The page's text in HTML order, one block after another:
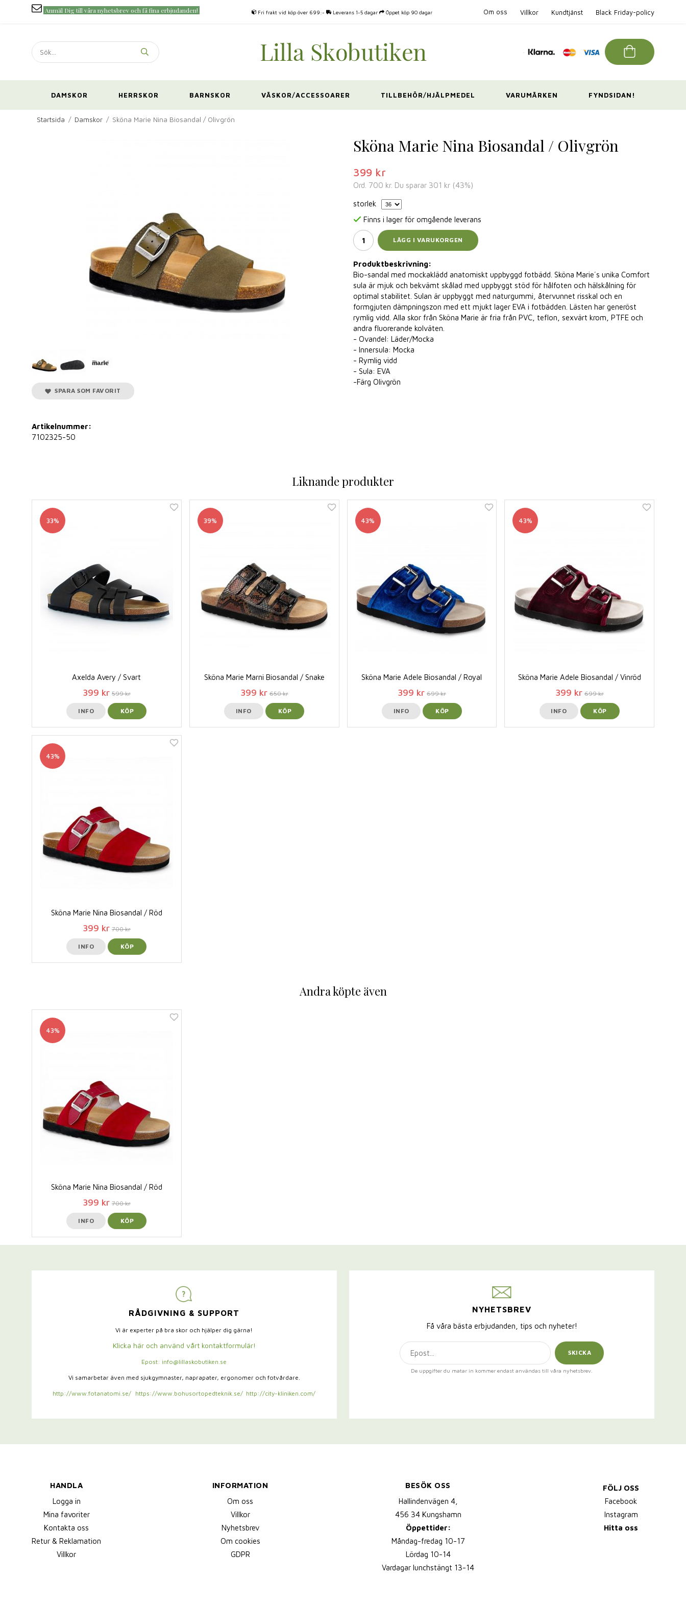
Anmäl Dig till våra nyhetsbrev och få fina erbjudanden! Fri frakt vid köp över 699:- Leverans 1-5 dagar Öppet köp 90 dagar Om oss Villkor Kundtjänst Black Friday-policy
DAMSKOR HERRSKOR BARNSKOR VÄSKOR/ACCESSOARER TILLBEHÖR/HJÄLPMEDEL VARUMÄRKEN FYNDSIDAN!
Startsida / Damskor / Sköna Marie Nina Biosandal / Olivgrön
Sköna Marie Nina Biosandal / Olivgrön
399 kr
Ord. 700 kr. Du sparar 301 kr (43%)
storlek
Finns i lager för omgående leverans
LÄGG I VARUKORGEN
Produktbeskrivning:
Bio-sandal med mockaklädd anatomiskt uppbyggd fotbädd. Sköna Marie´s unika Comfort
sula är mjuk och bekvämt skålad med uppbyggt stöd för hålfoten och hälskålning för
optimal stabilitet. Sulan är uppbyggt med naturgummi, återvunnet risskal och en
formgjuten dämpningszon med ett mjukt lager EVA i fotbädden. Lästen har generöst
rymlig vidd. Alla skor från Sköna Marie är fria från PVC, teflon, sexvärt krom, PTFE och
andra fluorerande kolväten.
- Ovandel: Läder/Mocka
- Innersula: Mocka
- Rymlig vidd
- Sula: EVA
-Färg Olivgrön
SPARA SOM FAVORIT
Artikelnummer:
7102325-50
Liknande produkter
33%
Axelda Avery / Svart
399 kr 599 kr
INFO KÖP
39%
Sköna Marie Marni Biosandal / Snake
399 kr 650 kr
INFO KÖP
43%
Sköna Marie Adele Biosandal / Royal
399 kr 699 kr
INFO KÖP
43%
Sköna Marie Adele Biosandal / Vinröd
399 kr 699 kr
INFO KÖP
43%
Sköna Marie Nina Biosandal / Röd
399 kr 700 kr
INFO KÖP
Andra köpte även
43%
Sköna Marie Nina Biosandal / Röd
399 kr 700 kr
INFO KÖP
RÅDGIVNING & SUPPORT
Vi är experter på bra skor och hjälper dig gärna!
Klicka här och använd vårt kontaktformulär!
Epost: info@lillaskobutiken.se
Vi samarbetar även med sjukgymnaster, naprapater, ergonomer och fotvårdare.
http://www.fotanatomi.se/ https://www.bohusortopedteknik.se/ http://city-kliniken.com/
NYHETSBREV
Få våra bästa erbjudanden, tips och nyheter!
SKICKA
De uppgifter du matar in kommer endast användas till våra nyhetsbrev.
HANDLA
Logga in
Mina favoriter
Kontakta oss
Retur & Reklamation
Villkor
INFORMATION
Om oss
Villkor
Nyhetsbrev
Om cookies
GDPR
BESÖK OSS
Hallindenvägen 4,
456 34 Kungshamn
Öppettider:
Måndag-fredag 10-17
Lördag 10-14
Vardagar lunchstängt 13-14
FÖLJ OSS
Facebook
Instagram
Hitta oss